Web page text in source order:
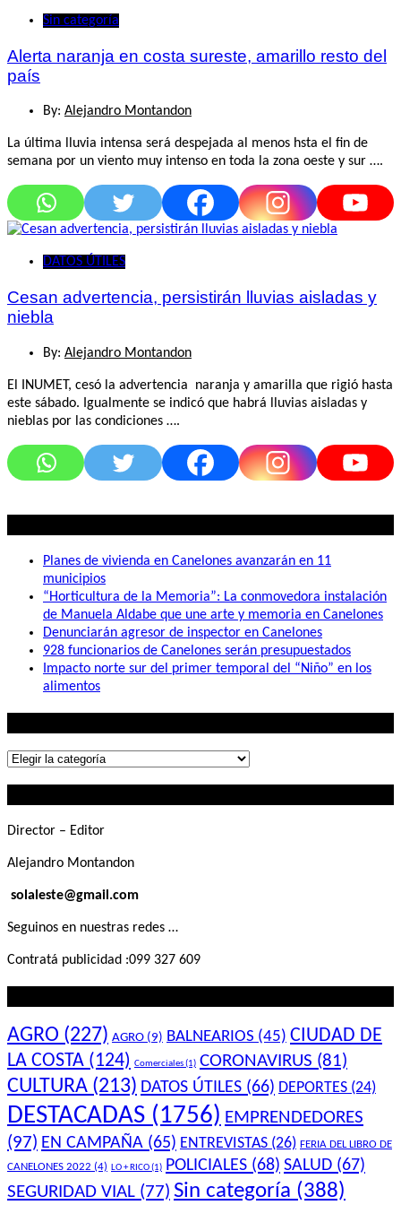
Sin categoría
Alerta naranja en costa sureste, amarillo resto del
país
By: Alejandro Montandon
La última lluvia intensa será despejada al menos hsta el fin de
semana por un viento muy intenso en toda la zona oeste y sur ….
DATOS ÚTILES
Cesan advertencia, persistirán lluvias aisladas y
niebla
By: Alejandro Montandon
El INUMET, cesó la advertencia naranja y amarilla que rigió hasta
este sábado. Igualmente se indicó que habrá lluvias aisladas y
nieblas por las condiciones ….
Planes de vivienda en Canelones avanzarán en 11
municipios
“Horticultura de la Memoria”: La conmovedora instalación
de Manuela Aldabe que une arte y memoria en Canelones
Denunciarán agresor de inspector en Canelones
928 funcionarios de Canelones serán presupuestados
Impacto norte sur del primer temporal del “Niño” en los
alimentos
Lo
Director – Editor
Alejandro Montandon
solaleste@gmail.com
Seguinos en nuestras redes …
Contratá publicidad :099 327 609
AGRO (227) AGRO (9) BALNEARIOS (45) CIUDAD DE
LA COSTA (124) Comerciales(1) CORONAVIRUS (81)
CULTURA (213) DATOS ÚTILES (66) DEPORTES (24)
DESTACADAS (1756) EMPRENDEDORES
(97) EN CAMPAÑA (65) ENTREVISTAS (26) FERIA DEL LIBRO DE
CANELONES 2022 (4) LO + RICO(1) POLICIALES (68) SALUD (67)
SEGURIDAD VIAL (77) Sin categoría (388)